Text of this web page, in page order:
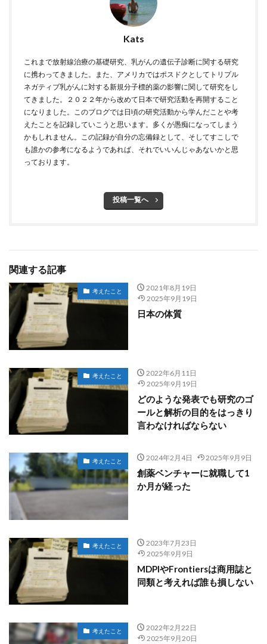
Kats
これまで放射線治療の基礎研究、乳がんの遺伝子診断に関する研究
に携わってきました。また、アメリカではポスドクとしてトリプル
ネガティブ乳がんに対する新規分子標的薬の影響に関して研究をし
てきました。２０２２年から改めて日本で研究活動を再開すること
になりました。このブログでは日頃の研究活動から学んだことや考
えたことを記録していこうと思います。多くが愚痴になってしまう
かもしれません。この記録が自分の忘備録として、そしてすこしで
も誰かの参考になるようであれば、それでいいんじゃあないかと思
っております。
投稿一覧へ
関連する記事
考えたこと
2021年8月19日
2025年9月19日
日本の体質
考えたこと
2022年6月11日
2025年9月19日
どのような発表でも研究のゴ
ールと解析の目的をはっきり
言わなければならない
考えたこと 2024年2月4日 2025年9月9日
創薬ベンチャーに就職して1
か月が経った
考えたこと
2023年7月23日
2025年9月9日
MDPIやFrontiersは商用誌と
同類と考えれば誰も損しない
考えたこと
2022年2月22日
2025年9月20日